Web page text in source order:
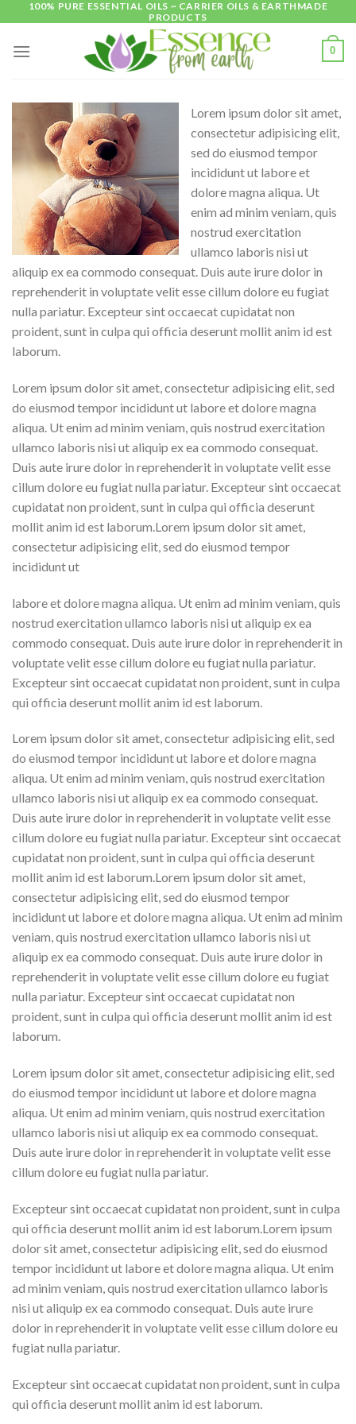
content
100% PURE ESSENTIAL OILS ~ CARRIER OILS & EARTHMADE
PRODUCTS
0
Lorem ipsum dolor sit amet,
consectetur adipisicing elit,
sed do eiusmod tempor
incididunt ut labore et
dolore magna aliqua. Ut
enim ad minim veniam, quis
nostrud exercitation
ullamco laboris nisi ut
aliquip ex ea commodo consequat. Duis aute irure dolor in
reprehenderit in voluptate velit esse cillum dolore eu fugiat
nulla pariatur. Excepteur sint occaecat cupidatat non
proident, sunt in culpa qui officia deserunt mollit anim id est
laborum.
Lorem ipsum dolor sit amet, consectetur adipisicing elit, sed
do eiusmod tempor incididunt ut labore et dolore magna
aliqua. Ut enim ad minim veniam, quis nostrud exercitation
ullamco laboris nisi ut aliquip ex ea commodo consequat.
Duis aute irure dolor in reprehenderit in voluptate velit esse
cillum dolore eu fugiat nulla pariatur. Excepteur sint occaecat
cupidatat non proident, sunt in culpa qui officia deserunt
mollit anim id est laborum.Lorem ipsum dolor sit amet,
consectetur adipisicing elit, sed do eiusmod tempor
incididunt ut
labore et dolore magna aliqua. Ut enim ad minim veniam, quis
nostrud exercitation ullamco laboris nisi ut aliquip ex ea
commodo consequat. Duis aute irure dolor in reprehenderit in
voluptate velit esse cillum dolore eu fugiat nulla pariatur.
Excepteur sint occaecat cupidatat non proident, sunt in culpa
qui officia deserunt mollit anim id est laborum.
Lorem ipsum dolor sit amet, consectetur adipisicing elit, sed
do eiusmod tempor incididunt ut labore et dolore magna
aliqua. Ut enim ad minim veniam, quis nostrud exercitation
ullamco laboris nisi ut aliquip ex ea commodo consequat.
Duis aute irure dolor in reprehenderit in voluptate velit esse
cillum dolore eu fugiat nulla pariatur. Excepteur sint occaecat
cupidatat non proident, sunt in culpa qui officia deserunt
mollit anim id est laborum.Lorem ipsum dolor sit amet,
consectetur adipisicing elit, sed do eiusmod tempor
incididunt ut labore et dolore magna aliqua. Ut enim ad minim
veniam, quis nostrud exercitation ullamco laboris nisi ut
aliquip ex ea commodo consequat. Duis aute irure dolor in
reprehenderit in voluptate velit esse cillum dolore eu fugiat
nulla pariatur. Excepteur sint occaecat cupidatat non
proident, sunt in culpa qui officia deserunt mollit anim id est
laborum.
Lorem ipsum dolor sit amet, consectetur adipisicing elit, sed
do eiusmod tempor incididunt ut labore et dolore magna
aliqua. Ut enim ad minim veniam, quis nostrud exercitation
ullamco laboris nisi ut aliquip ex ea commodo consequat.
Duis aute irure dolor in reprehenderit in voluptate velit esse
cillum dolore eu fugiat nulla pariatur.
Excepteur sint occaecat cupidatat non proident, sunt in culpa
qui officia deserunt mollit anim id est laborum.Lorem ipsum
dolor sit amet, consectetur adipisicing elit, sed do eiusmod
tempor incididunt ut labore et dolore magna aliqua. Ut enim
ad minim veniam, quis nostrud exercitation ullamco laboris
nisi ut aliquip ex ea commodo consequat. Duis aute irure
dolor in reprehenderit in voluptate velit esse cillum dolore eu
fugiat nulla pariatur.
Excepteur sint occaecat cupidatat non proident, sunt in culpa
qui officia deserunt mollit anim id est laborum.